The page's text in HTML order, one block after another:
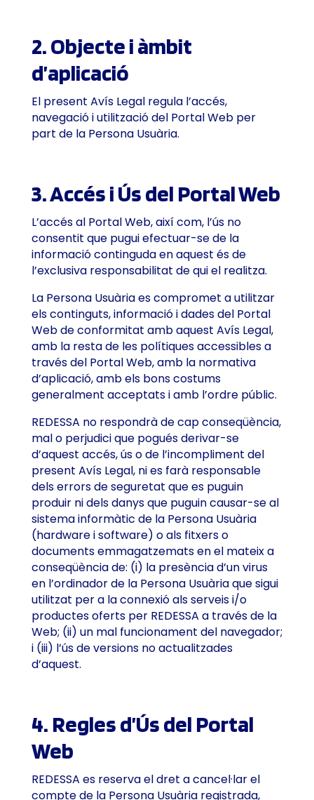
2. Objecte i àmbit
d’aplicació
El present Avís Legal regula l’accés,
navegació i utilització del Portal Web per
part de la Persona Usuària.
3. Accés i Ús del Portal Web
L’accés al Portal Web, així com, l’ús no
consentit que pugui efectuar-se de la
informació continguda en aquest és de
l’exclusiva responsabilitat de qui el realitza.
La Persona Usuària es compromet a utilitzar
els continguts, informació i dades del Portal
Web de conformitat amb aquest Avís Legal,
amb la resta de les polítiques accessibles a
través del Portal Web, amb la normativa
d’aplicació, amb els bons costums
generalment acceptats i amb l’ordre públic.
REDESSA no respondrà de cap conseqüència,
mal o perjudici que pogués derivar-se
d’aquest accés, ús o de l’incompliment del
present Avís Legal, ni es farà responsable
dels errors de seguretat que es puguin
produir ni dels danys que puguin causar-se al
sistema informàtic de la Persona Usuària
(hardware i software) o als fitxers o
documents emmagatzemats en el mateix a
conseqüència de: (i) la presència d’un virus
en l’ordinador de la Persona Usuària que sigui
utilitzat per a la connexió als serveis i/o
productes oferts per REDESSA a través de la
Web; (ii) un mal funcionament del navegador;
i (iii) l’ús de versions no actualitzades
d’aquest.
4. Regles d’Ús del Portal
Web
REDESSA es reserva el dret a cancel·lar el
compte de la Persona Usuària registrada,